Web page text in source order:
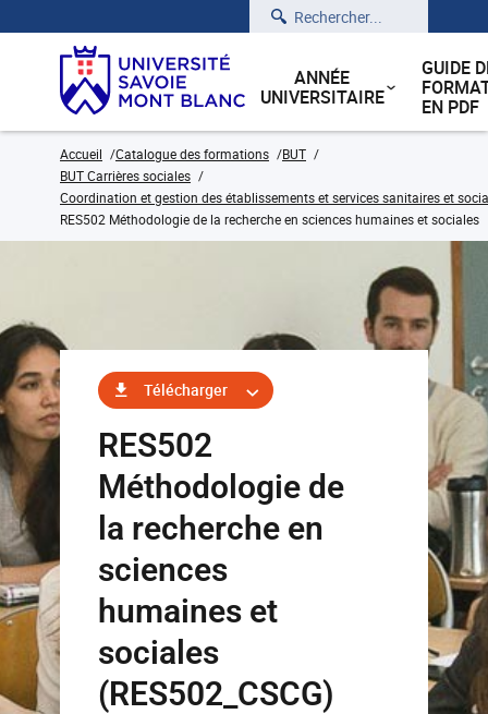
Rechercher
ANNÉE
UNIVERSITAIRE
GUIDE
EN PDF
Accueil Catalogue des formations
BUT
BUT Carrières sociales
Coordination et gestion des établissements et services sanitaires et
RES502 Méthodologie de la recherche en sciences humaines et sociales
Télécharger
RES502
Méthodologie de
la recherche en
sciences
humaines et
sociales
(RES502_CSCG)